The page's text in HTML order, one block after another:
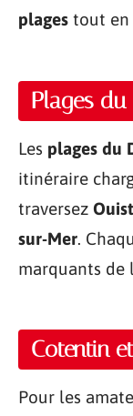
plages tout en
Plages du
Les plages du
itinéraire
traversez
sur-Mer.
marquants de
Cotentin
Pour les